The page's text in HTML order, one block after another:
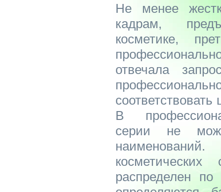
Не менее
кадрам,
косметике,
отвечала
В
серии не
распределен